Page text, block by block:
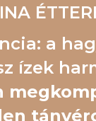
a
ízek